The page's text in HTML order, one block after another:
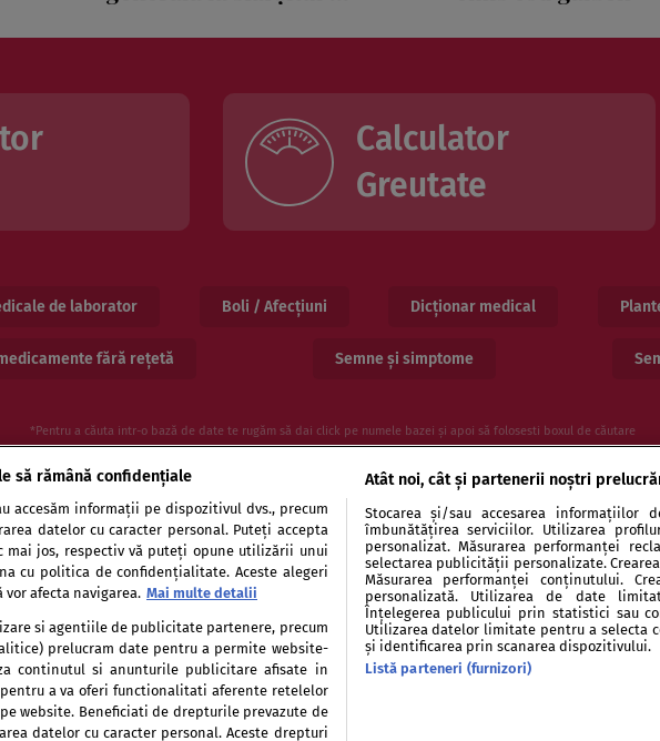
Calculator
Greutate
de laborator Boli / Afecțiuni Dicționar medical
fără rețetă Semne și simptome
*Pentru a căuta intr-o bază de date te rugăm să dai click pe numele bazei și apoi să folosesti boxul de căutare
Politica de confidentialitate Politica de cookies Publicitate
să rămână confidențiale
accesăm informații pe dispozitivul dvs., precum
datelor cu caracter personal. Puteți accepta
mai jos, respectiv vă puteți opune utilizării unui
cu politica de confidențialitate. Aceste alegeri
afecta navigarea. Mai multe detalii
si agentiile de publicitate partenere, precum
prelucram date pentru a permite website-
continutul si anunturile publicitare afisate in
a va oferi functionalitati aferente retelelor
website. Beneficiati de drepturile prevazute de
datelor cu caracter personal. Aceste drepturi
Atât noi, cât și partenerii noștri
Stocarea și/sau accesarea informațiilor
îmbunătățirea serviciilor. Utilizarea
personalizat. Măsurarea performanței
selectarea publicității personalizate.
Măsurarea performanței conținutului.
personalizată. Utilizarea de date
Înțelegerea publicului prin statistici sau
Utilizarea datelor limitate pentru a selecta
și identificarea prin scanarea dispozitivului.
Listă parteneri (furnizori)